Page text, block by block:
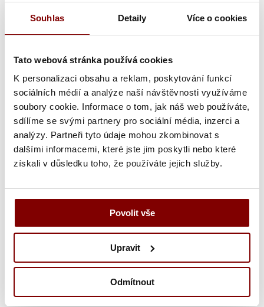
Souhlas Detaily Více o cookies
Tato webová stránka používá cookies
K personalizaci obsahu a reklam, poskytování funkcí
sociálních médií a analýze naší návštěvnosti využíváme
soubory cookie. Informace o tom, jak náš web používáte,
sdílíme se svými partnery pro sociální média, inzerci a
analýzy. Partneři tyto údaje mohou zkombinovat s
dalšími informacemi, které jste jim poskytli nebo které
získali v důsledku toho, že používáte jejich služby.
Povolit vše
Upravit
Odmítnout
Tričká / polokošeľa
Zdravotnícke plášťa
Čiapky